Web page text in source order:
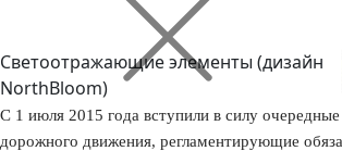
Светоотражающие элементы (дизайн
NorthBloom)
С 1 июля 2015 года вступили в силу
дорожного движения, регламентирующие